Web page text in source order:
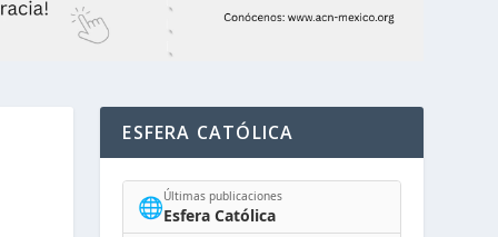
ESFERA CATÓLICA
🌐Últimas publicaciones
Esfera Católica